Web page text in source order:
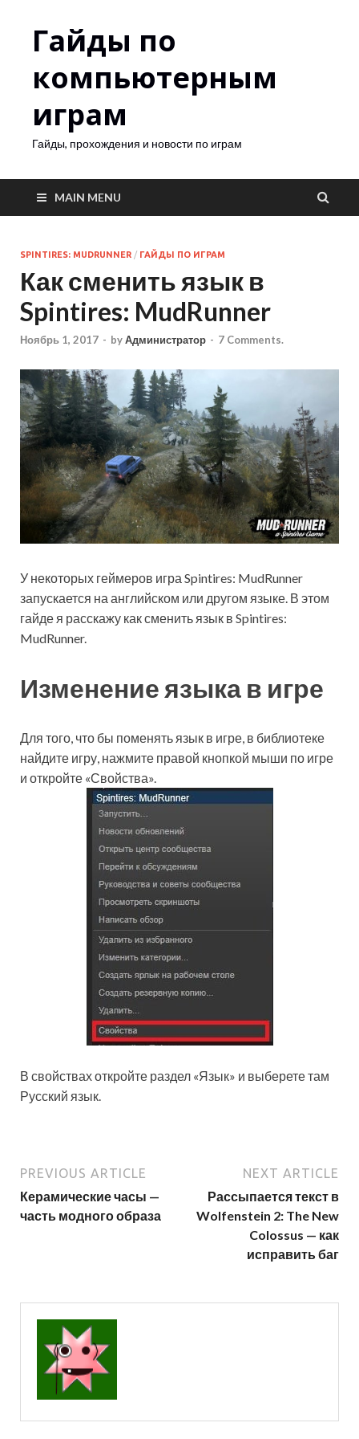
Гайды по
компьютерным
играм
Гайды, прохождения и новости по играм
MAIN MENU
SPINTIRES: MUDRUNNER / ГАЙДЫ ПО ИГРАМ
Как сменить язык в
Spintires: MudRunner
Ноябрь 1, 2017 - byАдминистратор - 7 Comments.
У некоторых геймеров игра Spintires: MudRunner
запускается на английском или другом языке. В этом
гайде я расскажу как сменить язык в Spintires:
MudRunner.
Изменение языка в игре
Для того, что бы поменять язык в игре, в библиотеке
найдите игру, нажмите правой кнопкой мыши по игре
и откройте «Свойства».
В свойствах откройте раздел «Язык» и выберете там
Русский язык.
PREVIOUS ARTICLE
Керамические часы —
часть модного образа
NEXT ARTICLE
Рассыпается текст в
Wolfenstein 2: The New
Colossus — как
исправить баг